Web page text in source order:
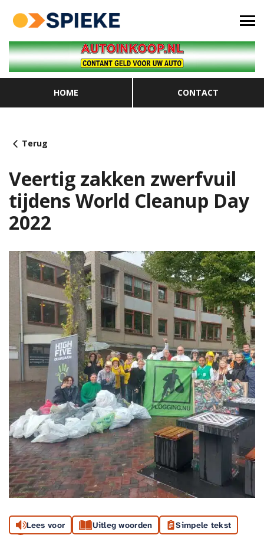
HOME CONTACT
Terug
Veertig zakken zwerfvuil
tijdens World Cleanup Day
2022
Lees voor Uitleg woorden Simpele tekst